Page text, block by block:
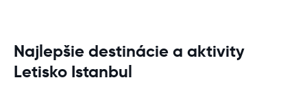
Najlepšie destinácie a aktivity
Letisko Istanbul